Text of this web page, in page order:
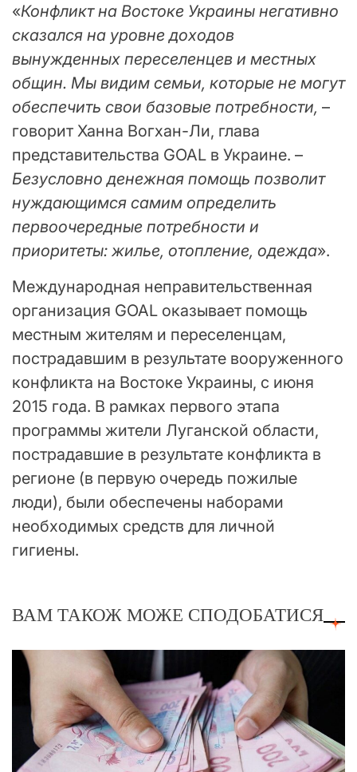
«Конфликт на Востоке Украины негативно
сказался на уровне доходов
вынужденных переселенцев и местных
общин. Мы видим семьи, которые не могут
обеспечить свои базовые потребности, –
говорит Ханна Вогхан-Ли, глава
представительства GOAL в Украине. –
Безусловно денежная помощь позволит
нуждающимся самим определить
первоочередные потребности и
приоритеты: жилье, отопление, одежда».
Международная неправительственная
организация GOAL оказывает помощь
местным жителям и переселенцам,
пострадавшим в результате вооруженного
конфликта на Востоке Украины, с июня
2015 года. В рамках первого этапа
программы жители Луганской области,
пострадавшие в результате конфликта в
регионе (в первую очередь пожилые
люди), были обеспечены наборами
необходимых средств для личной
гигиены.
ВАМ ТАКОЖ МОЖЕ СПОДОБАТИСЯ